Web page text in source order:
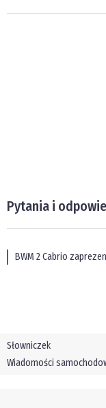
Pytania i
BWM 2 Cabrio
Słowniczek
Wiadomości